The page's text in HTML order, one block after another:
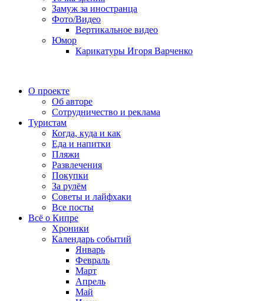
Замуж за иностранца
Фото/Видео
Вертикальное видео
Юмор
Карикатуры Игоря Варченко
О проекте
Об авторе
Сотрудничество и реклама
Туристам
Когда, куда и как
Еда и напитки
Пляжи
Развлечения
Покупки
За рулём
Советы и лайфхаки
Все посты
Всё о Кипре
Хроники
Календарь событий
Январь
Февраль
Март
Апрель
Май